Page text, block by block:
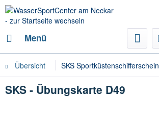
Menü
Übersicht SKS Sportküstenschifferschein
SKS - Übungskarte D49